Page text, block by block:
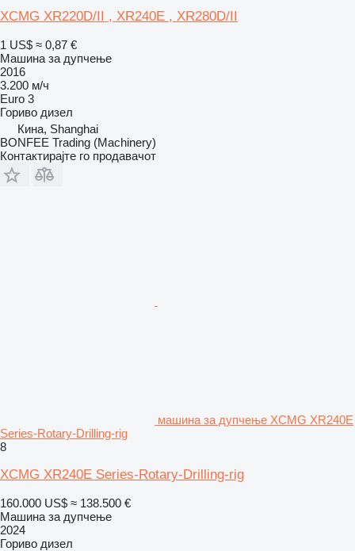
XCMG XR220D/II , XR240E , XR280D/II
1 US$ ≈ 0,87 €
Машина за дупчење
2016
3.200 м/ч
Euro 3
Гориво дизел
Кина, Shanghai
BONFEE Trading (Machinery)
Контактирајте го продавачот
машина за дупчење XCMG XR240E
Series-Rotary-Drilling-rig
8
XCMG XR240E Series-Rotary-Drilling-rig
160.000 US$ ≈ 138.500 €
Машина за дупчење
2024
Гориво дизел